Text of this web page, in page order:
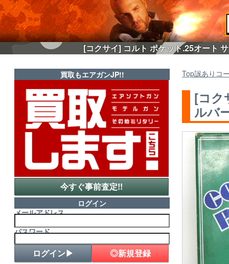
[コクサイ] コルト ポケット.25オート
Top訳ありコ
[コク
ルバ
買取もエアガンJP!!
今すぐ事前査定!!
ログイン
メールアドレス
パスワード
◎新規登録